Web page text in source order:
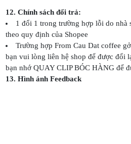
12. Chính sách đổi trả:
1 đổi 1 trong trường hợp lỗi do nhà
theo quy định của Shopee
Trường hợp From Cau Dat coffee
bạn vui lòng liên hệ shop để được đổi
bạn nhớ QUAY CLIP BÓC HÀNG để
13. Hình ảnh Feedback